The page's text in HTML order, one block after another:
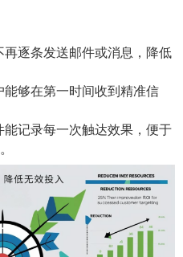
再逐条发送邮件或消息，降低
能够在第一时间收到精准信
能记录每一次触达效果，便于